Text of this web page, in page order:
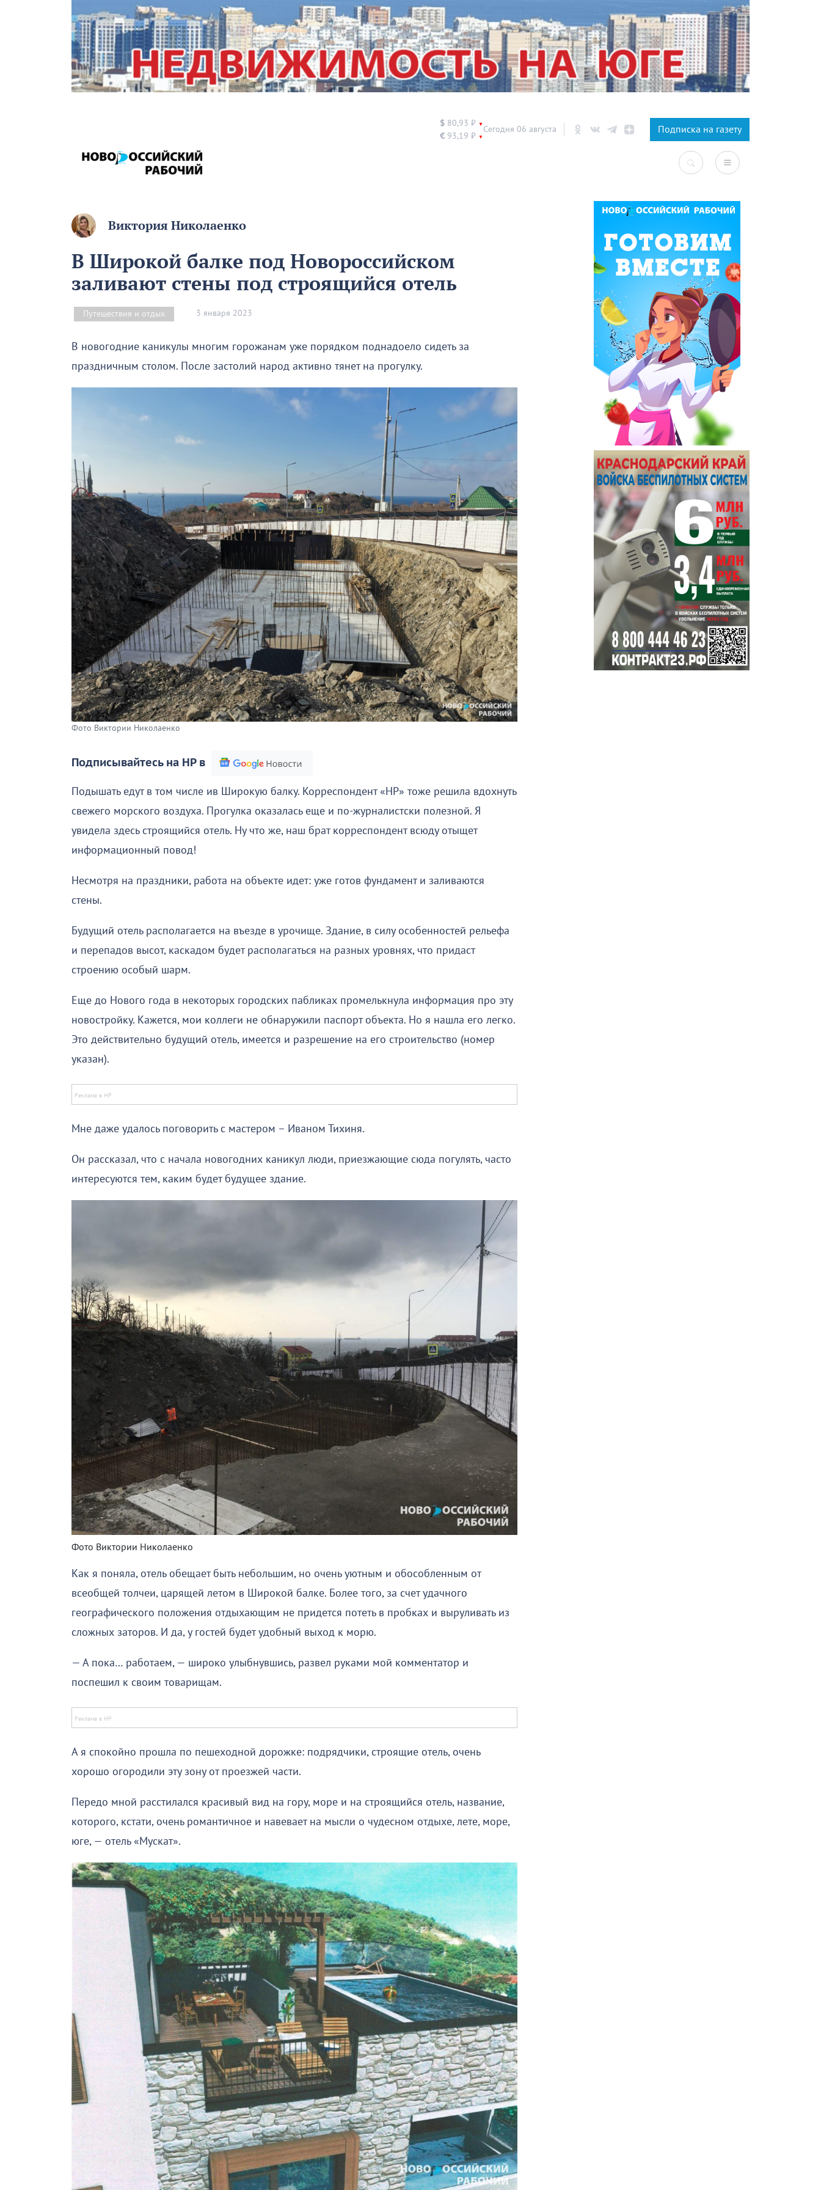
$ 80,93 ₽ ▼
€ 93,19 ₽ ▼
Сегодня 06 августа Подписка на газету
Виктория Николаенко
В Широкой балке под Новороссийском
заливают стены под строящийся отель
Путешествия и отдых 3 января 2023
В новогодние каникулы многим горожанам уже порядком поднадоело сидеть за
праздничным столом. После застолий народ активно тянет на прогулку.
Фото Виктории Николаенко
Подписывайтесь на НР в
Подышать едут в том числе ив Широкую балку. Корреспондент «НР» тоже решила вдохнуть
свежего морского воздуха. Прогулка оказалась еще и по-журналистски полезной. Я
увидела здесь строящийся отель. Ну что же, наш брат корреспондент всюду отыщет
информационный повод!
Несмотря на праздники, работа на объекте идет: уже готов фундамент и заливаются
стены.
Будущий отель располагается на въезде в урочище. Здание, в силу особенностей рельефа
и перепадов высот, каскадом будет располагаться на разных уровнях, что придаст
строению особый шарм.
Еще до Нового года в некоторых городских пабликах промелькнула информация про эту
новостройку. Кажется, мои коллеги не обнаружили паспорт объекта. Но я нашла его легко.
Это действительно будущий отель, имеется и разрешение на его строительство (номер
указан).
Мне даже удалось поговорить с мастером – Иваном Тихиня.
Он рассказал, что с начала новогодних каникул люди, приезжающие сюда погулять, часто
интересуются тем, каким будет будущее здание.
Фото Виктории Николаенко
Как я поняла, отель обещает быть небольшим, но очень уютным и обособленным от
всеобщей толчеи, царящей летом в Широкой балке. Более того, за счет удачного
географического положения отдыхающим не придется потеть в пробках и выруливать из
сложных заторов. И да, у гостей будет удобный выход к морю.
— А пока… работаем, — широко улыбнувшись, развел руками мой комментатор и
поспешил к своим товарищам.
А я спокойно прошла по пешеходной дорожке: подрядчики, строящие отель, очень
хорошо огородили эту зону от проезжей части.
Передо мной расстилался красивый вид на гору, море и на строящийся отель, название,
которого, кстати, очень романтичное и навевает на мысли о чудесном отдыхе, лете, море,
юге, — отель «Мускат».